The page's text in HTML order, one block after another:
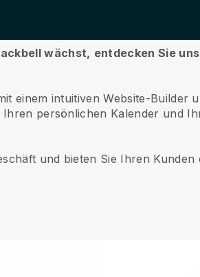
wächst, entdecken Sie
einem intuitiven Website-
persönlichen Kalender und
und bieten Sie Ihren Kunden